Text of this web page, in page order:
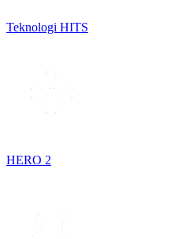
Teknologi HITS
HERO 2